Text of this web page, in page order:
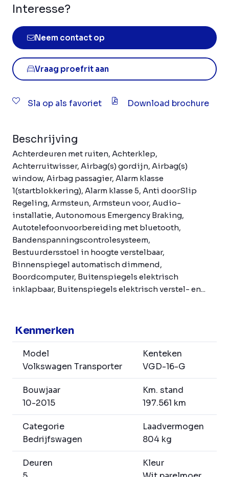
Interesse?
Neem contact op
Vraag proefrit aan
Sla op als favoriet Download brochure
Beschrijving
Achterdeuren met ruiten, Achterklep,
Achterruitwisser, Airbag(s) gordijn, Airbag(s)
window, Airbag passagier, Alarm klasse
1(startblokkering), Alarm klasse 5, Anti doorSlip
Regeling, Armsteun, Armsteun voor, Audio-
installatie, Autonomous Emergency Braking,
Autotelefoonvoorbereiding met bluetooth,
Bandenspanningscontrolesysteem,
Bestuurdersstoel in hoogte verstelbaar,
Binnenspiegel automatisch dimmend,
Boordcomputer, Buitenspiegels elektrisch
inklapbaar, Buitenspiegels elektrisch verstel- en...
Kenmerken
Model
Volkswagen Transporter
Kenteken
VGD-16-G
Bouwjaar
10-2015
Km. stand
197.561 km
Categorie
Bedrijfswagen
Laadvermogen
804 kg
Deuren
Kleur